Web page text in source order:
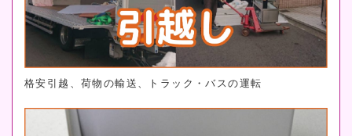
格安引越、荷物の輸送、トラック・バスの運転